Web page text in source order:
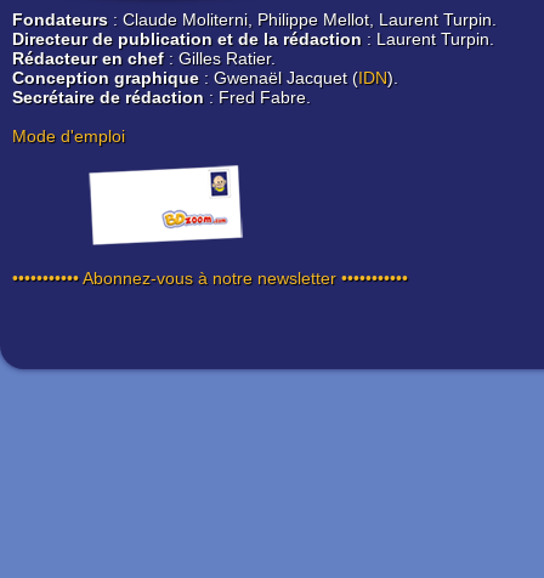
Fondateurs : Claude Moliterni, Philippe Mellot, Laurent Turpin.
Directeur de publication et de la rédaction : Laurent Turpin.
Rédacteur en chef: Gilles Ratier.
Conception graphique: Gwenaël Jacquet (IDN).
Secrétaire de rédaction : Fred Fabre.
Mode d'emploi
••••••••••• Abonnez-vous à notre newsletter •••••••••••